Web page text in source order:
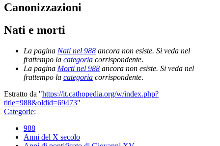
Canonizzazioni
Nati e morti
La pagina Nati nel 988 ancora non esiste. Si veda nel
frattempo la categoria corrispondente.
La pagina Morti nel 988 ancora non esiste. Si veda nel
frattempo la categoria corrispondente.
Estratto da "https://it.cathopedia.org/w/index.php?
title=988&oldid=69473"
Categorie:
988
Anni del X secolo